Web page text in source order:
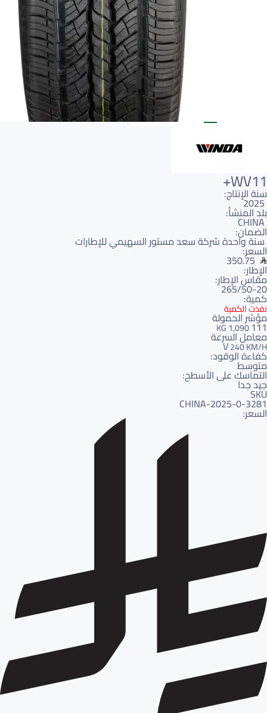
WV11+
سنة الإنتاج:
2025
بلد المنشأ:
CHINA
الضمان:
سنة واحدة شركة سعد مستور السهيمي للإطارات
السعر:
350.75
الإطار:
مقاس الإطار:
265/50-20
كمية:
نفذت الكمية
مؤشر الحمولة
111
1,090 KG
معامل السرعة
V240 KM/H
كفاءة الوقود:
متوسط
التماسك على الأسطح:
جيد جدا
SKU
3281-CHINA-2025-0
السعر: